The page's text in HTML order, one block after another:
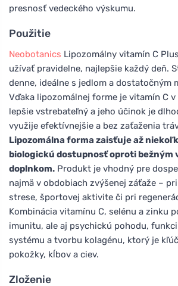
presnosť vedeckého výskumu.
Použitie
Neobotanics Lipozomálny vitamín C
užívať pravidelne, najlepšie každý deň.
denne, ideálne s jedlom a dostatočným
Vďaka lipozomálnej forme je vitamín C
lepšie vstrebateľný a jeho účinok je
využije efektívnejšie a bez zaťaženia
Lipozomálna forma zaisťuje až
biologickú dostupnosť oproti bežným
doplnkom. Produkt je vhodný pre
najmä v obdobiach zvýšenej záťaže –
strese, športovej aktivite či pri
Kombinácia vitamínu C, selénu a zinku
imunitu, ale aj psychickú pohodu,
systému a tvorbu kolagénu, ktorý je
pokožky, kĺbov a ciev.
Zloženie